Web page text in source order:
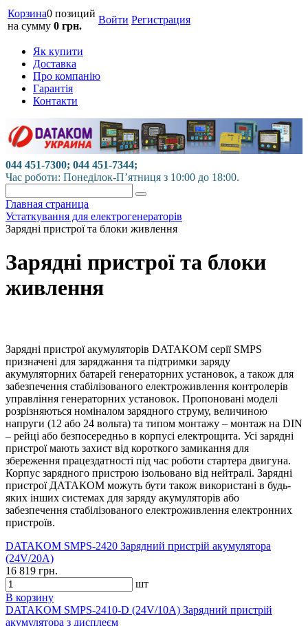
Корзина0 позиций
на сумму 0 грн.
Войти Регистрация
Як купити
Доставка
Про компанію
Гарантія
Контакти
044 451-7300; 044 451-7344;
Час роботи: Понеділок-П’ятниця з 10:00 до 18:00.
Главная страница
Устаткування для електрогенераторів
Зарядні пристрої та блоки живлення
Зарядні пристрої та блоки
живлення
Зарядні пристрої акумуляторів DATAKOM серії SMPS
призначені для заряджання та підтримки заряду
акумуляторних батарей генераторних установок, а також для
забезпечення стабілізованого електроживлення контролерів
управління генераторних установок. Пропоновані моделі
розрізняються номіналом зарядного струму, величиною
напруги (12 або 24 вольта) та типом монтажу – монтаж на DIN
– рейці або безпосередньо в корпусі електрощита. Усі зарядні
пристрої мають захист від короткого замикання для
збереження працездатності під час роботи стартера двигуна.
Корпус зарядного пристрою ізольовано від нейтралі. Зарядні
пристрої ДАТАКОМ можуть бути також використані в будь-
яких інших системах для заряду акумуляторів або
забезпечення стабілізованого електроживлення електронних
пристроїв.
DATAKOM SMPS-2420 Зарядний пристрій акумулятора
(24V/20A)
16 819 грн.
шт
В корзину
DATAKOM SMPS-2410-D (24V/10A) Зарядний пристрій
акумулятора з дисплеєм